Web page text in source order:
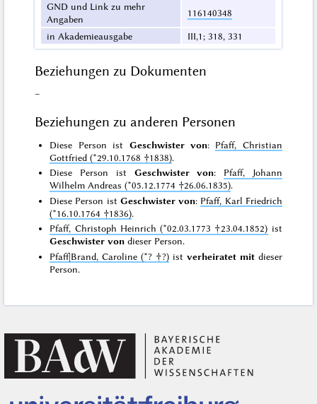
GND und Link zu mehr
Angaben
116140348
in Akademieausgabe III,1; 318, 331
Beziehungen zu Dokumenten
–
Beziehungen zu anderen Personen
Diese Person ist Geschwister von: Pfaff, Christian
Gottfried (*29.10.1768 †1838).
Diese Person ist Geschwister von: Pfaff, Johann
Wilhelm Andreas (*05.12.1774 †26.06.1835).
Diese Person ist Geschwister von: Pfaff, Karl Friedrich
(*16.10.1764 †1836).
Pfaff, Christoph Heinrich (*02.03.1773 †23.04.1852) ist
Geschwister von dieser Person.
Pfaff|Brand, Caroline (*? †?) ist verheiratet mitdieser
Person.